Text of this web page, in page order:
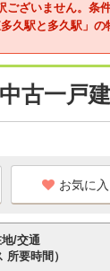
ございません。条
久駅と多久駅」の
古一戸
お気に
/交通
所要時間）